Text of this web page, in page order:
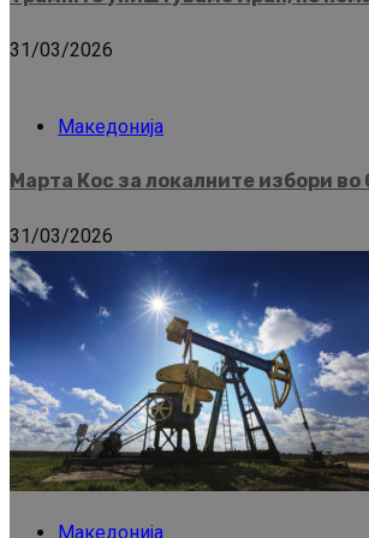
31/03/2026
Македонија
Марта Кос за локалните избори
31/03/2026
Македонија